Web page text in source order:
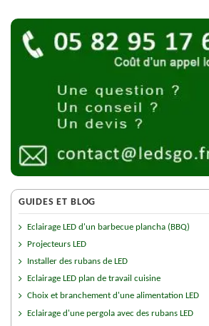
GUIDES ET BLOG
Eclairage LED d'un barbecue plancha (BBQ)
Projecteurs LED
Installer des rubans de LED
Eclairage LED plan de travail cuisine
Choix et branchement d'une alimentation LED
Eclairage d'une pergola avec des rubans LED